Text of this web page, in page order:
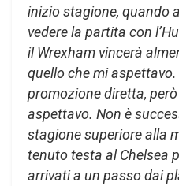
inizio stagione, quando
vedere la partita con
il Wrexham vincerà
quello che mi
promozione diretta,
aspettavo. Non è
stagione superiore alla
tenuto testa al Chelsea
arrivati a un passo dai